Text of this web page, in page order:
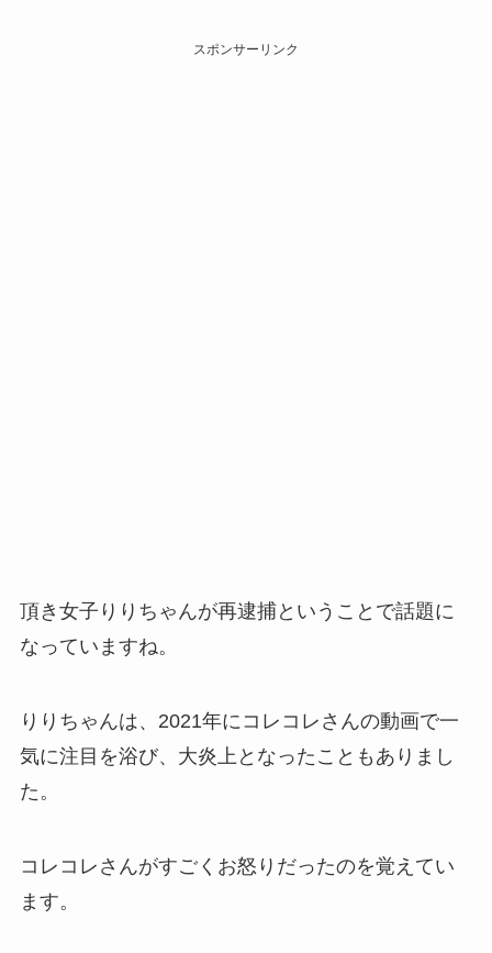
スポンサーリンク
頂き女子りりちゃんが再逮捕ということで話題に
なっていますね。
りりちゃんは、2021年にコレコレさんの動画で一
気に注目を浴び、大炎上となったこともありまし
た。
コレコレさんがすごくお怒りだったのを覚えてい
ます。